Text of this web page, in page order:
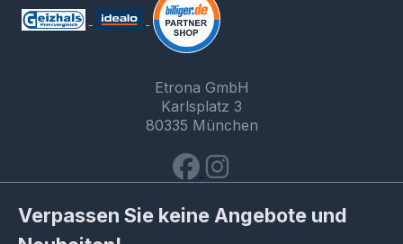
Etrona GmbH
Karlsplatz 3
80335 München
Verpassen Sie keine Angebote und